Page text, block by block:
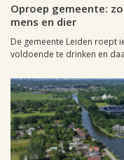
Oproep gemeente:
mens en dier
De gemeente Leiden roept
voldoende te drinken en